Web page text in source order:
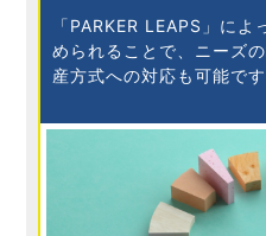
「PARKER LEAPS」に
められることで、ニーズ
産方式への対応も可能です